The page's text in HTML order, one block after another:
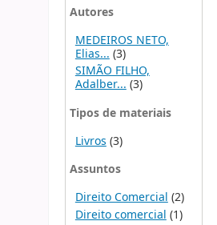
Autores
MEDEIROS NETO,
Elias... (3)
SIMÃO FILHO,
Adalber...(3)
Tipos de materiais
Livros (3)
Assuntos
Direito Comercial (2)
Direito comercial (1)